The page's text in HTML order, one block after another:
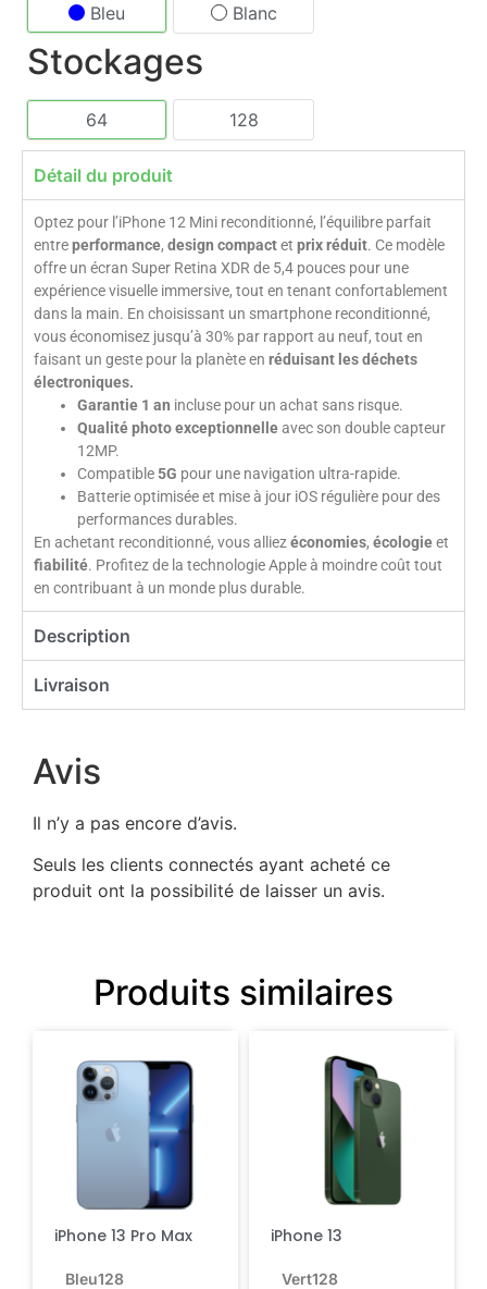
Bleu Blanc
Stockages
64 128
Détail du produit
Optez pour l’iPhone 12 Mini reconditionné, l’équilibre parfait
entreperformance, design compactet prix réduit. Ce modèle
offre un écran Super Retina XDR de 5,4 pouces pour une
expérience visuelle immersive, tout en tenant confortablement
dans la main. En choisissant un smartphone reconditionné,
vous économisez jusqu’à 30% par rapport au neuf, tout en
faisant un geste pour la planète en réduisant les déchets
électroniques.
Garantie 1 an incluse pour un achat sans risque.
Qualité photo exceptionnelleavec son double capteur
12MP.
Compatible5G pour une navigation ultra-rapide.
Batterie optimisée et mise à jour iOS régulière pour des
performances durables.
En achetant reconditionné, vous alliezéconomies, écologieet
fiabilité. Profitez de la technologie Apple à moindre coût tout
en contribuant à un monde plus durable.
Description
Livraison
Avis
Il n’y a pas encore d’avis.
Seuls les clients connectés ayant acheté ce
produit ont la possibilité de laisser un avis.
Produits similaires
iPhone 13 Pro Max
Bleu128
iPhone 13
Vert128